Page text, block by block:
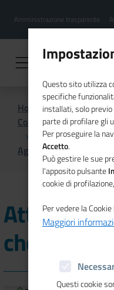
contenuto
Menu
hamburgher
Amministrazione trasparente
Home
Comunicazione
Agenda
che cambia
Questo sito utilizza
specifiche
installati, solo
parte di profilare gli
Per proseguire la
Accetto.
Può gestire le sue
l'apposito pulsante
cookie di
Per vedere la
Maggiori
Questi cookie